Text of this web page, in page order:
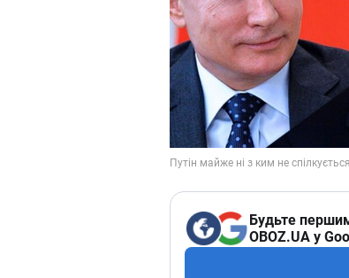
Будьте
OBOZ.UA у